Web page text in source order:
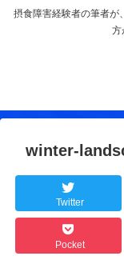
摂食障害経験者の筆者が
方
winter-
Twitter
Pocket